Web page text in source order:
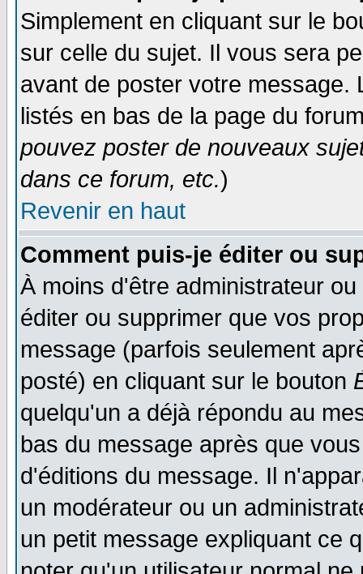
Simplement en cliquant sur le
sur celle du sujet. Il vous sera
avant de poster votre
listés en bas de la page du
pouvez poster de nouveaux
dans ce forum, etc.)
Revenir en haut
Comment puis-je éditer ou
À moins d'être administrateur
éditer ou supprimer que vos
message (parfois seulement
posté) en cliquant sur le bouton
quelqu'un a déjà répondu au
bas du message après que
d'éditions du message. Il
un modérateur ou un
un petit message expliquant ce